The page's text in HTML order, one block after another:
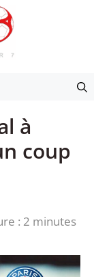
à
coup
: 2 minutes